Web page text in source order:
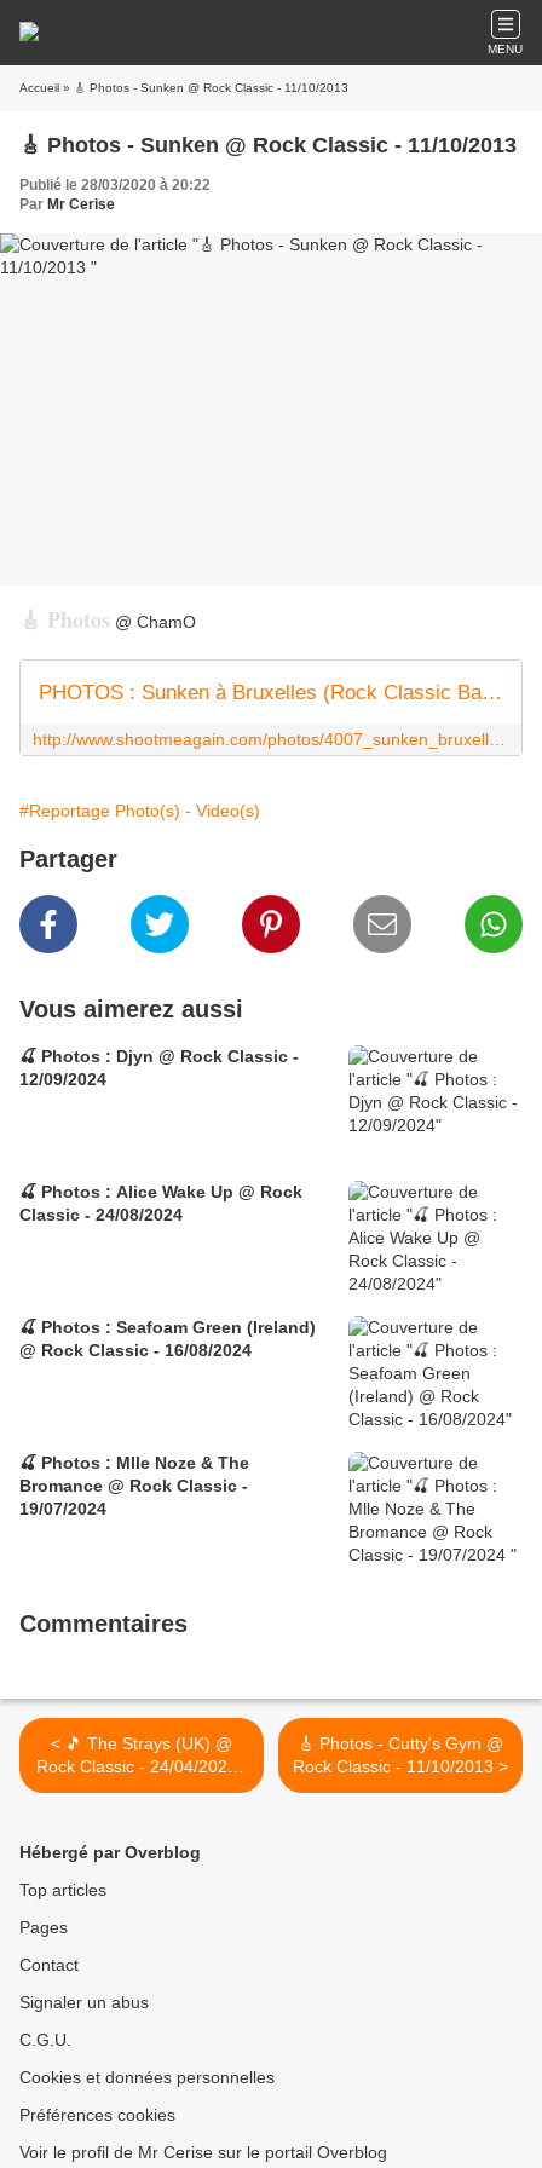
MENU
Accueil » 🎸 Photos - Sunken @ Rock Classic - 11/10/2013
🎸 Photos - Sunken @ Rock Classic - 11/10/2013
Publié le 28/03/2020 à 20:22
Par Mr Cerise
🎸 Photos @ ChamO
PHOTOS : Sunken à Bruxelles (Rock Classic Bar) le 11-10-2013 par ChamO
#Reportage Photo(s) - Video(s)
Partager
Vous aimerez aussi
🍒 Photos : Djyn @ Rock Classic -
12/09/2024
🍒 Photos : Alice Wake Up @ Rock
Classic - 24/08/2024
🍒 Photos : Seafoam Green (Ireland)
@ Rock Classic - 16/08/2024
🍒 Photos : Mlle Noze & The
Bromance @ Rock Classic -
19/07/2024
Commentaires
< 🎵 The Strays (UK) @
Rock Classic - 24/04/2020 -
annulé
🎸 Photos - Cutty's Gym @
Rock Classic - 11/10/2013 >
Hébergé par Overblog
Top articles
Pages
Contact
Signaler un abus
C.G.U.
Cookies et données personnelles
Préférences cookies
Voir le profil de Mr Cerise sur le portail Overblog